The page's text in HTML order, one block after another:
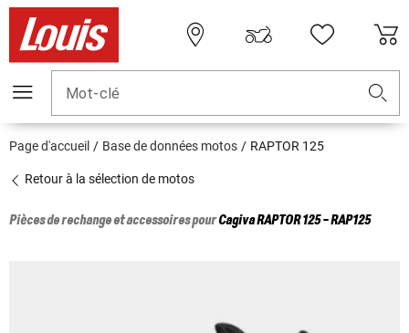
Mot-clé
Page d'accueil Base de données motos RAPTOR 125
Retour à la sélection de motos
Pièces de rechange et accessoires pourCagivaRAPTOR 125 - RAP125